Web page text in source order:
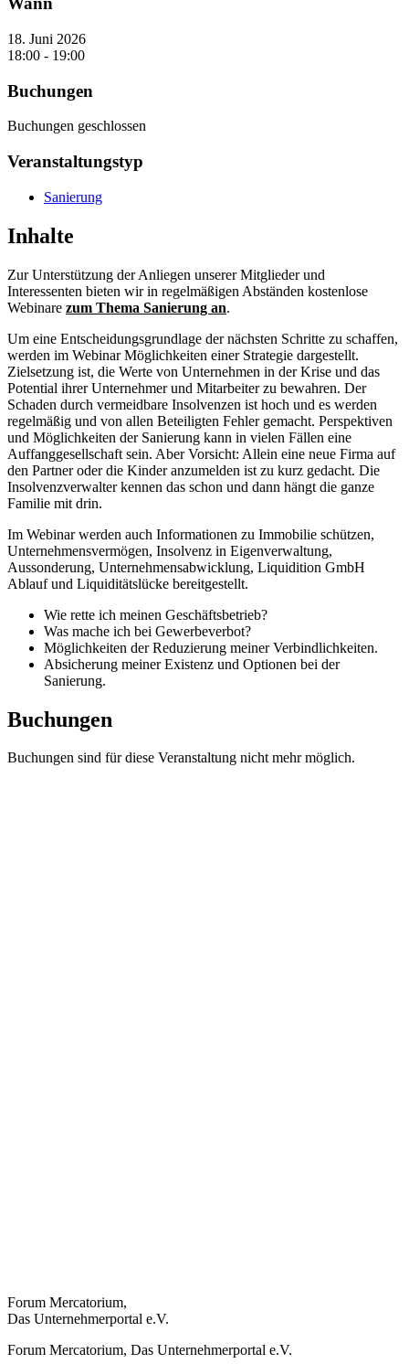
18. Juni 2026
18:00 - 19:00
Buchungen
Buchungen geschlossen
Veranstaltungstyp
Sanierung
Inhalte
Zur Unterstützung der Anliegen unserer Mitglieder und
Interessenten bieten wir in regelmäßigen Abständen kostenlose
Webinare zum Thema Sanierung an.
Um eine Entscheidungsgrundlage der nächsten Schritte zu schaffen,
werden im Webinar Möglichkeiten einer Strategie dargestellt.
Zielsetzung ist, die Werte von Unternehmen in der Krise und das
Potential ihrer Unternehmer und Mitarbeiter zu bewahren. Der
Schaden durch vermeidbare Insolvenzen ist hoch und es werden
regelmäßig und von allen Beteiligten Fehler gemacht. Perspektiven
und Möglichkeiten der Sanierung kann in vielen Fällen eine
Auffanggesellschaft sein. Aber Vorsicht: Allein eine neue Firma auf
den Partner oder die Kinder anzumelden ist zu kurz gedacht. Die
Insolvenzverwalter kennen das schon und dann hängt die ganze
Familie mit drin.
Im Webinar werden auch Informationen zu Immobilie schützen,
Unternehmensvermögen, Insolvenz in Eigenverwaltung,
Aussonderung, Unternehmensabwicklung, Liquidition GmbH
Ablauf und Liquiditätslücke bereitgestellt.
Wie rette ich meinen Geschäftsbetrieb?
Was mache ich bei Gewerbeverbot?
Möglichkeiten der Reduzierung meiner Verbindlichkeiten.
Absicherung meiner Existenz und Optionen bei der
Sanierung.
Buchungen
Buchungen sind für diese Veranstaltung nicht mehr möglich.
Forum Mercatorium,
Das Unternehmerportal e.V.
Forum Mercatorium, Das Unternehmerportal e.V.